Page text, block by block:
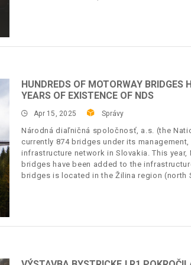
HUNDREDS OF MOTORWAY BRIDGES
YEARS OF EXISTENCE OF NDS
Apr 15, 2025 Správy
Národná diaľničná spoločnosť, a.s. (the
currently 874 bridges under its
infrastructure network in Slovakia. This
bridges have been added to the
bridges is located in the Žilina region (north